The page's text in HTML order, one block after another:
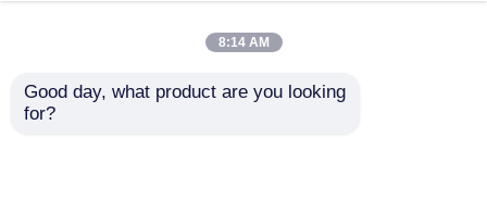
হাইড্রোলিক রক ব্রেকার
165 মিমি হাইড্রোলিক ব্রেকার
8:14 AM
Good day, what product are you looking
for?